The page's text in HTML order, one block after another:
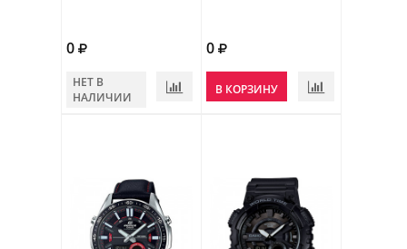
0
НЕТ В
НАЛИЧИИ
0
В КОРЗИНУ